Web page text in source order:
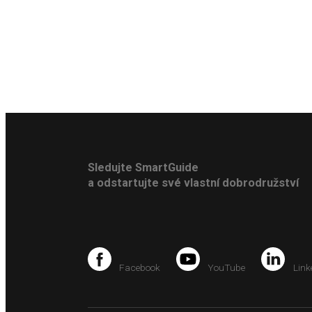
Sledujte SmartGuide
a odstartujte své vlastní dobrodružství
Facebook YouTube